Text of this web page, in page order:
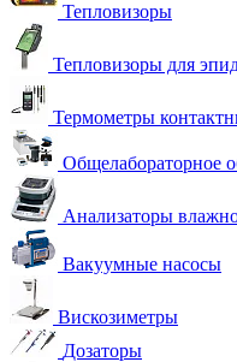
Тепловизоры
Тепловизоры для
Термометры
Общелабораторное
Анализаторы
Вакуумные насосы
Вискозиметры
Дозаторы